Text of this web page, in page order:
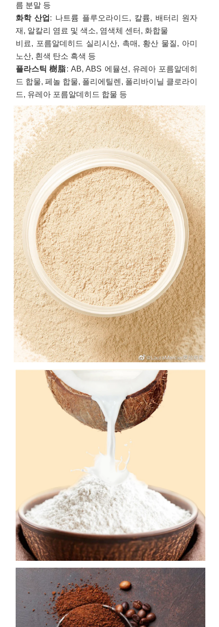
름 분말 등
화학 산업 : 나트륨 플루오라이드, 칼륨, 배터리 원자
재, 알칼리 염료 및 색소, 염색체 센터, 화합물
비료, 포름알데히드 실리시산, 촉매, 황산 물질, 아미
노산, 흰색 탄소 흑색 등
플라스틱 樹脂: AB, ABS 에뮬션, 유레아 포름알데히
드 합물, 페놀 합물, 폴리에틸렌, 폴리바이닐 클로라이
드, 유레아 포름알데히드 합물 등